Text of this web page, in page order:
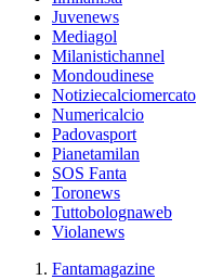
Juvenews
Mediagol
Milanistichannel
Mondoudinese
Notiziecalciomercato
Numericalcio
Padovasport
Pianetamilan
SOS Fanta
Toronews
Tuttobolognaweb
Violanews
Fantamagazine